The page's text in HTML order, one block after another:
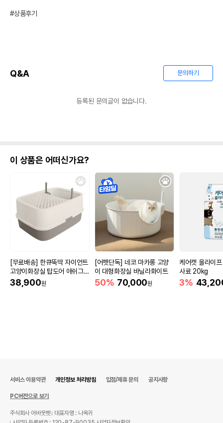
#상품후기
Q&A 문의하기
등록된 문의글이 없습니다.
이 상품은 어떠신가요?
[무료배송] 한큐뚝딱 자이언트
고양이화장실 탑도어 애쉬그레
이
38,900원
[어펫단독] 네코 마카롱 고양
이 대형화장실 바닐라화이트
50% 70,000원
케어캣 올라이
사료 20kg
3%
서비스 이용약관 개인정보 처리방침 입점/제휴 문의 공지사항
PC버전으로 보기
주식회사 어바웃펫
대표자명 : 나옥귀